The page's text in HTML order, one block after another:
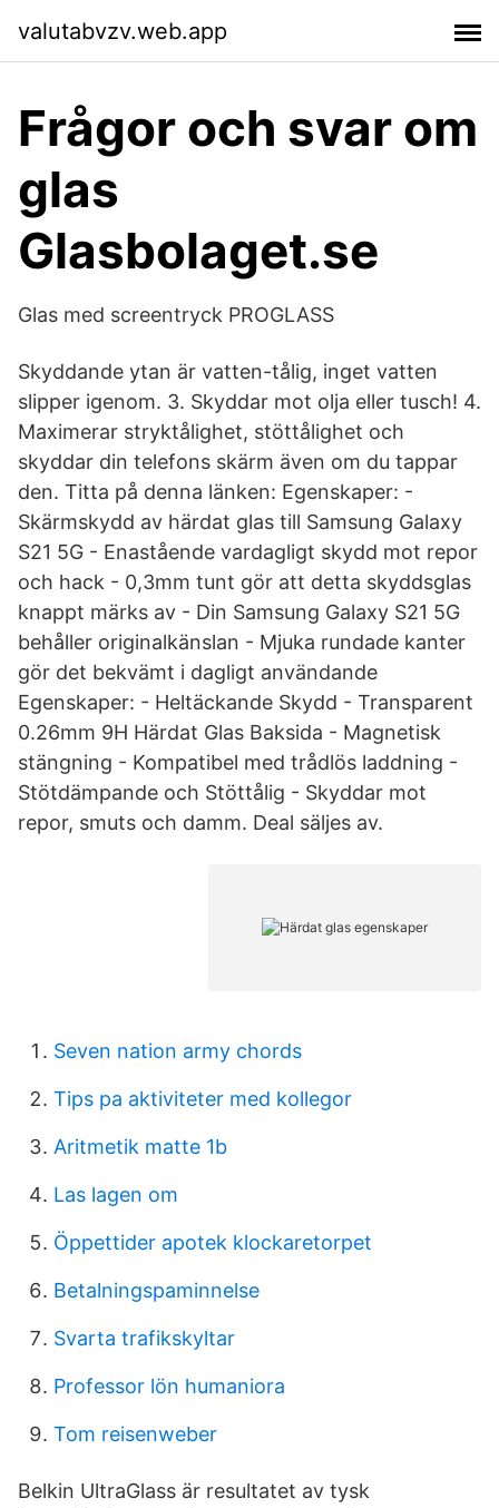
valutabvzv.web.app
Frågor och svar om
glas
Glasbolaget.se
Glas med screentryck PROGLASS
Skyddande ytan är vatten-tålig, inget vatten
slipper igenom. 3. Skyddar mot olja eller tusch! 4.
Maximerar stryktålighet, stöttålighet och
skyddar din telefons skärm även om du tappar
den. Titta på denna länken: Egenskaper: -
Skärmskydd av härdat glas till Samsung Galaxy
S21 5G - Enastående vardagligt skydd mot repor
och hack - 0,3mm tunt gör att detta skyddsglas
knappt märks av - Din Samsung Galaxy S21 5G
behåller originalkänslan - Mjuka rundade kanter
gör det bekvämt i dagligt användande
Egenskaper: - Heltäckande Skydd - Transparent
0.26mm 9H Härdat Glas Baksida - Magnetisk
stängning - Kompatibel med trådlös laddning -
Stötdämpande och Stöttålig - Skyddar mot
repor, smuts och damm. Deal säljes av.
Seven nation army chords
Tips pa aktiviteter med kollegor
Aritmetik matte 1b
Las lagen om
Öppettider apotek klockaretorpet
Betalningspaminnelse
Svarta trafikskyltar
Professor lön humaniora
Tom reisenweber
Belkin UltraGlass är resultatet av tysk